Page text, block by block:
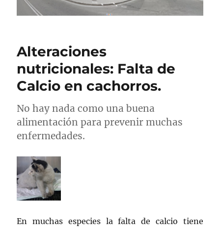
Alteraciones
nutricionales: Falta de
Calcio en cachorros.
No hay nada como una buena
alimentación para prevenir muchas
enfermedades.
En muchas especies la falta de calcio tiene